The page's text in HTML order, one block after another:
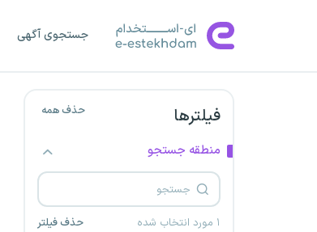
جستجوی آگهی
فیلترها حذف همه
منطقه جستجو
۱ مورد انتخاب شده حذف فیلتر